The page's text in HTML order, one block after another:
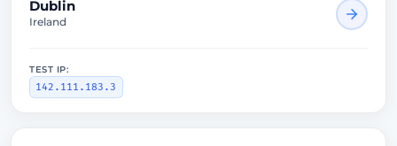
Dublin
Ireland
TEST IP:
142.111.183.3